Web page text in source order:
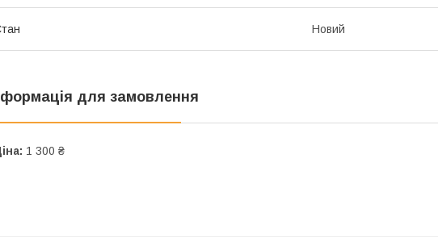
Новий
для замовлення
1 300 ₴